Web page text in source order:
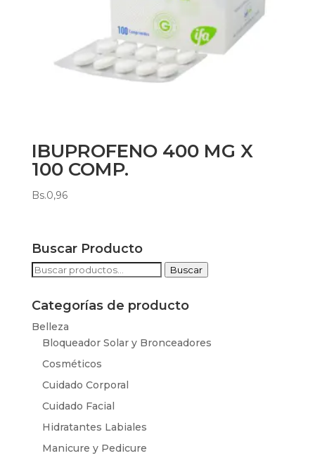
IBUPROFENO 400 MG X
100 COMP.
Bs.0,96
Buscar Producto
Buscar
Buscar
Categorías de producto
Belleza
Bloqueador Solar y Bronceadores
Cosméticos
Cuidado Corporal
Cuidado Facial
Hidratantes Labiales
Manicure y Pedicure